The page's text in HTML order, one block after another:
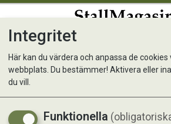
Espree Lavender &
Chamomill
Integritet
Här kan du värdera och anpassa de
webbplats. Du bestämmer! Aktivera eller
du vill.
Funktionella